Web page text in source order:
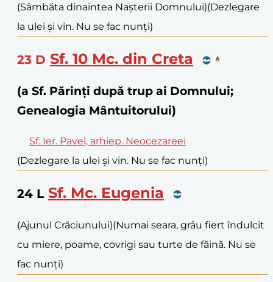
(Sâmbăta dinaintea Nașterii Domnului)(Dezlegare
la ulei și vin. Nu se fac nunți)
23 D Sf. 10 Mc. din Creta
(a Sf. Părinți după trup ai Domnului;
Genealogia Mântuitorului)
Sf. Ier. Pavel, arhiep. Neocezareei
(Dezlegare la ulei și vin. Nu se fac nunți)
24 L Sf. Mc. Eugenia
(Ajunul Crăciunului)(Numai seara, grâu fiert îndulcit
cu miere, poame, covrigi sau turte de făină. Nu se
fac nunți)